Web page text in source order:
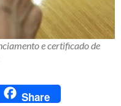
e certificado de
Share